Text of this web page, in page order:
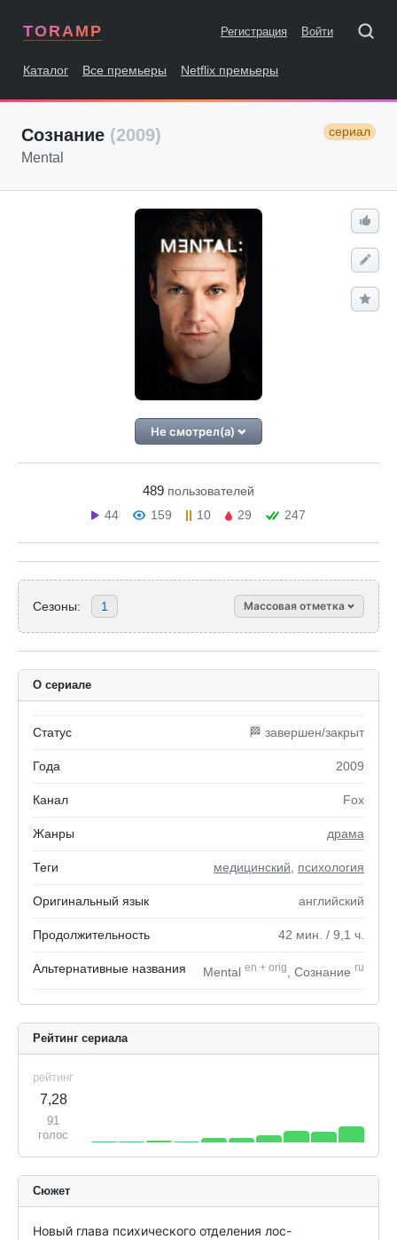
TORAMP Регистрация Войти
Каталог Все премьеры Netflix премьеры
Сознание (2009) сериал
Mental
Не смотрел(а)
489 пользователей
44
159 10 29 247
Сезоны: 1 Массовая отметка
О сериале
Статус 🏁 завершен/закрыт
Года 2009
Канал Fox
Жанры драма
Теги медицинский психология
Оригинальный язык английский
Продолжительность 42 мин. / 9,1 ч.
Альтернативные названия Mental en + orig , Сознание ru
Рейтинг сериала
рейтинг
7,28
91
голос
Сюжет
Новый глава психического отделения лос-